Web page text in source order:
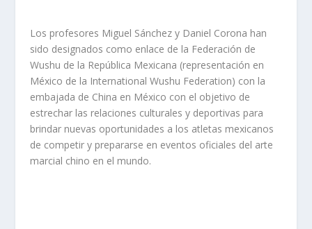
Los profesores Miguel Sánchez y Daniel Corona han
sido designados como enlace de la Federación de
Wushu de la República Mexicana (representación en
México de la International Wushu Federation) con la
embajada de China en México con el objetivo de
estrechar las relaciones culturales y deportivas para
brindar nuevas oportunidades a los atletas mexicanos
de competir y prepararse en eventos oficiales del arte
marcial chino en el mundo.